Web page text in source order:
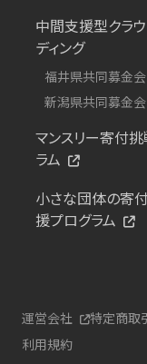
中間支援型クラウ
ディング
福井県共同募金会
新潟県共同募金会
マンスリー寄付
ラム
小さな団体の寄
援プログラム
運営会社 特定商取
利用規約